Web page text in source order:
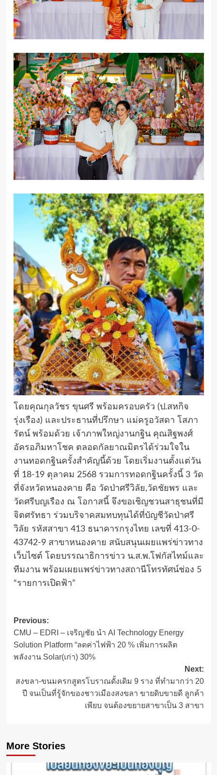
โดยคุณกุลวัชร ขุนศรี พร้อมครอบครัว (ป.สหกิจ
รุ่งเรือง) และประธานที่ปรึกษา แม่ครูอวัสดา โสภา
รัตน์ พร้อมด้วย เจ้าภาพใหญ่งานกฐิน คุณสิฐพงศ์
อัครอภิมหาโชค ตลอดกัลยาณมิตรได้ร่วมใจใน
งานทอดกฐินครั้งสำคัญนี้ด้วย โดยเริ่มงานตั้งแต่วัน
ที่ 18-19 ตุลาคม 2568 รวมการทอดกฐินครั้งนี้ 3 วัด
ที่จังหวัดหนองคาย คือ วัดป่าศรีวิลัย,วัดชัยพร และ
วัดศรีบญเรือง ณ โอกาสนี้ จึงขอเชิญชวนสาธุชนที่มี
จิตศรัทธา ร่วมบริจาคสมทบทุนได้ที่บัญชีวัดป่าศรี
วิลัย รหัสสาขา 413 ธนาคารกรุงไทย เลขที่ 413-0-
43742-9 สาขาหนองคาย สนับสนุนเผยแพร่ข่าวทาง
เว็บไซต์ โดยบรรณาธิการข่าว น.ส.พ.โฟกัสไทม์และ
ทีมงาน พร้อมเผยแพร่ข่าวทางสถานีโทรทัศน์ช่อง 5
“รายการเปิดฟ้า”
Post
navigation
Previous:
CMU – EDRI – เจริญชัย นำ AI Technology Energy
Solution Platform “ลดค่าไฟฟ้า 20 % เพิ่มการผลิต
พลังงาน Solar(เก่า) 30%
Next:
สงขลา-ขนมครกสูตรโบราณดั้งเดิม 9 ราง ที่ทำมากว่า 20
ปี จนเป็นที่รู้จักของชาวเมืองสงขลา ขายดิบขายดี ลูกค้า
เพียบ จนต้องขยายสาขาเป็น 3 สาขา
More Stories